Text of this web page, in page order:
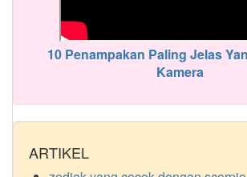
10 Penampakan Paling Jelas
Kamera
ARTIKEL